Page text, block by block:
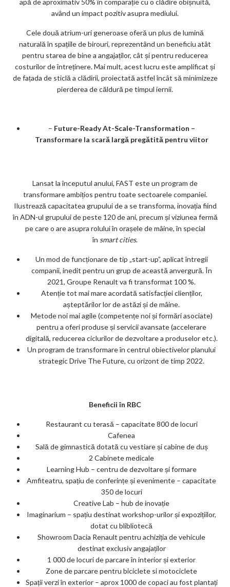
având un impact pozitiv asupra mediului.
Cele două atrium-uri generoase oferă un plus de lumină
naturală în spațiile de birouri, reprezentând un beneficiu atât
pentru starea de bine a angajaților, cât și pentru reducerea
costurilor de întreținere. Mai mult, acest lucru este amplificat și
de fațada de sticlă a clădirii, proiectată astfel încât să minimizeze
pierderea de căldură pe timpul iernii.
– Future-Ready At-Scale-Transformation –
Transformare la scară largă pregătită pentru viitor
Lansat la începutul anului, FAST este un program de
transformare ambițios pentru toate sectoarele companiei.
Ilustrează capacitatea grupului de a se transforma, inovația fiind
în ADN-ul grupului de peste 120 de ani, precum și viziunea fermă
pe care o are asupra rolului în orașele de mâine, în special
în smart cities.
Un mod de funcționare de tip „start-up”, aplicat întregii
companii, inedit pentru un grup de această anvergură. În
2021, Groupe Renault va fi transformat 100 %.
Atenție tot mai mare acordată satisfacției clienților,
așteptărilor lor de astăzi și de mâine.
Metode noi mai agile (competențe noi și formări asociate)
pentru a oferi produse și servicii avansate (accelerare
digitală, reducerea ciclurilor de dezvoltare a produselor etc.).
Un program de transformare în centrul obiectivelor planului
strategic Drive The Future, cu orizont de timp 2022.
Beneficii în RBC
Restaurant cu terasă – capacitate 800 de locuri
Cafenea
Sală de gimnastică dotată cu vestiare și cabine de duș
2 Cabinete medicale
Learning Hub – centru de dezvoltare și formare
Amfiteatru, spațiu de conferințe și evenimente – capacitate
350 de locuri
Creative Lab – hub de inovație
Imaginarium – spațiu destinat workshop-urilor și expozițiilor,
dotat cu blibliotecă
Showroom Dacia Renault pentru achiziția de vehicule
destinat exclusiv angajaților
1 000 de locuri de parcare în interior și exterior
Zone de parcare pentru biciclete si motociclete
Spații verzi în exterior – aprox 1000 de copaci au fost plantați